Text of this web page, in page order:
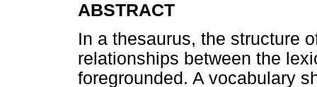
ABSTRACT
In a thesaurus, the structure
relationships between the
foregrounded. A vocabulary